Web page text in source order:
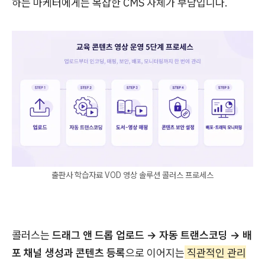
출판사 학습자료 VOD 영상 솔루션 콜러스 프로세스
콜러스는 드래그 앤 드롭 업로드 → 자동 트랜스코딩 → 배
포 채널 생성과 콘텐츠 등록으로 이어지는 직관적인 관리